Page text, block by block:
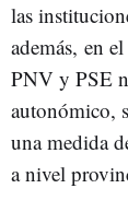
las
además, en
PNV y PSE
autonómico,
una medida
a nivel